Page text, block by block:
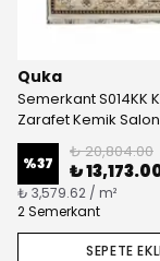
Quka
Semerkant S014KK
Zarafet Kemik Salon
%37
₺ 20,804.00
₺
₺ 3,579.62 / m²
2 Semerkant
SEPETE